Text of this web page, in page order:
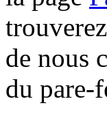
de nous
du pare-